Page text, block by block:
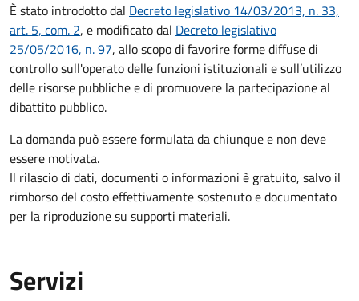
È stato introdotto dal Decreto legislativo 14/03/2013, n. 33,
art. 5, com. 2, e modificato dal Decreto legislativo
25/05/2016, n. 97, allo scopo di favorire forme diffuse di
controllo sull'operato delle funzioni istituzionali e sull’utilizzo
delle risorse pubbliche e di promuovere la partecipazione al
dibattito pubblico.
La domanda può essere formulata da chiunque e non deve
essere motivata.
Il rilascio di dati, documenti o informazioni è gratuito, salvo il
rimborso del costo effettivamente sostenuto e documentato
per la riproduzione su supporti materiali.
Servizi